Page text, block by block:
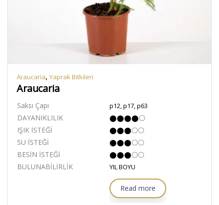
Araucaria, Yaprak Bitkileri
Araucaria
Saksı Çapı p12, p17, p63
DAYANIKLILIK ⬤⬤⬤⬤〇
IŞIK İSTEĞİ ⬤⬤⬤〇〇
SU İSTEĞİ ⬤⬤⬤〇〇
BESİN İSTEĞİ ⬤⬤⬤〇〇
BULUNABİLİRLİK YIL BOYU
Read more